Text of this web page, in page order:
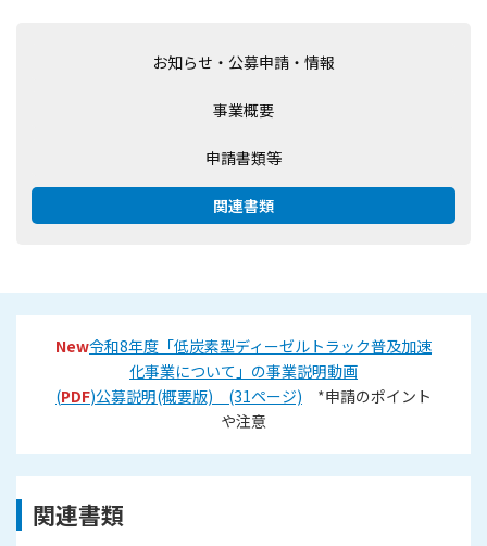
お知らせ・公募申請・情報
事業概要
申請書類等
関連書類
New令和8年度「低炭素型ディーゼルトラック普及加速
化事業について」の事業説明動画
(PDF)公募説明(概要版) (31ページ) *申請のポイント
や注意
関連書類